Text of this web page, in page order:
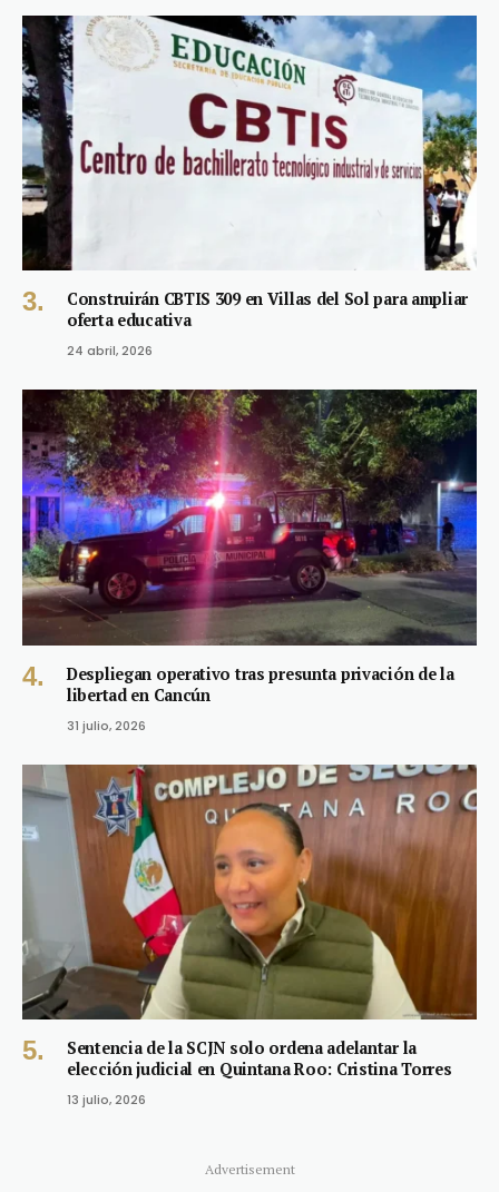
Construirán CBTIS 309 en Villas del Sol para ampliar
oferta educativa
24 abril, 2026
Despliegan operativo tras presunta privación de la
libertad en Cancún
31 julio, 2026
Sentencia de la SCJN solo ordena adelantar la
elección judicial en Quintana Roo: Cristina Torres
13 julio, 2026
Advertisement